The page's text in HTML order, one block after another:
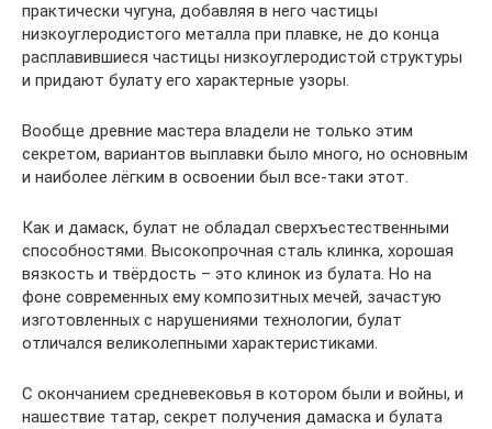
практически чугуна, добавляя в него частицы
низкоуглеродистого металла при плавке, не до конца
расплавившиеся частицы низкоуглеродистой структуры
и придают булату его характерные узоры.
Вообще древние мастера владели не только этим
секретом, вариантов выплавки было много, но основным
и наиболее лёгким в освоении был все-таки этот.
Как и дамаск, булат не обладал сверхъестественными
способностями. Высокопрочная сталь клинка, хорошая
вязкость и твёрдость – это клинок из булата. Но на
фоне современных ему композитных мечей, зачастую
изготовленных с нарушениями технологии, булат
отличался великолепными характеристиками.
С окончанием средневековья в котором были и войны, и
нашествие татар, секрет получения дамаска и булата